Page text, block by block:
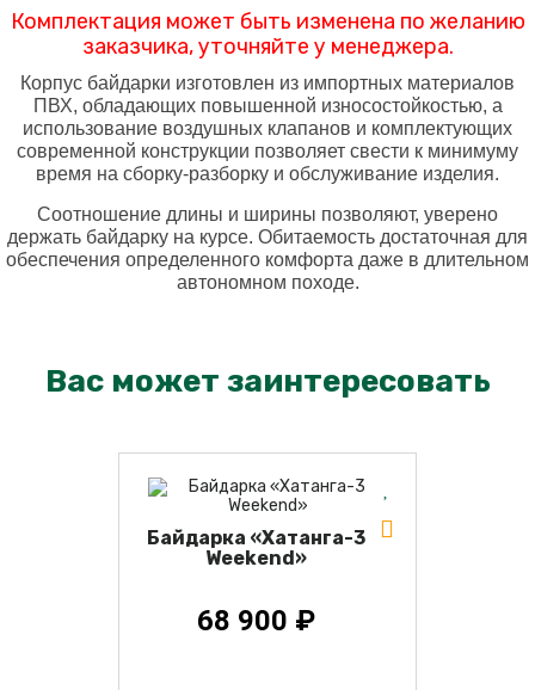
Комплектация может быть изменена по желанию
заказчика, уточняйте у менеджера.
Корпус байдарки изготовлен из импортных материалов
ПВХ, обладающих повышенной износостойкостью, а
использование воздушных клапанов и комплектующих
современной конструкции позволяет свести к минимуму
время на сборку-разборку и обслуживание изделия.
Соотношение длины и ширины позволяют, уверено
держать байдарку на курсе. Обитаемость достаточная для
обеспечения определенного комфорта даже в длительном
автономном походе.
Вас может заинтересовать
Байдарка «Хатанга-3
Weekend»
68 900 ₽